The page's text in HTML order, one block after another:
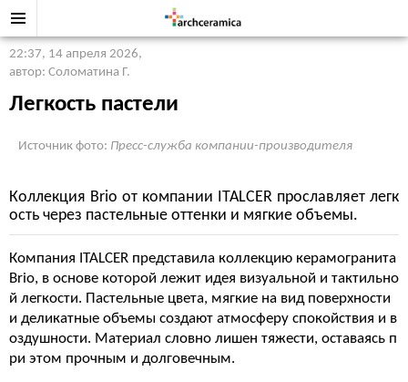
22:37, 14 апреля 2026,
автор: Соломатина Г.
Легкость пастели
Источник фото: Пресс-служба компании-производителя
Коллекция Brio от компании ITALCER прославляет легк
ость через пастельные оттенки и мягкие объемы.
Компания ITALCER представила коллекцию керамогранита
Brio, в основе которой лежит идея визуальной и тактильно
й легкости. Пастельные цвета, мягкие на вид поверхности
и деликатные объемы создают атмосферу спокойствия и в
оздушности. Материал словно лишен тяжести, оставаясь п
ри этом прочным и долговечным.